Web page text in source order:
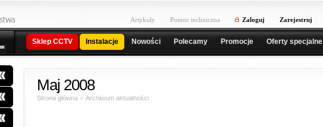
Artykuły Pomoc techniczna Zaloguj Zarejestruj
Sklep CCTV Instalacje Nowości Polecamy Promocje Oferty specjalne
Maj 2008
Strona główna » Archiwum aktualności